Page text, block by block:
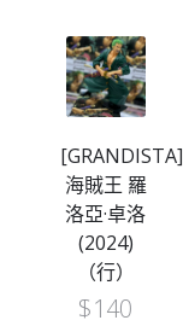
[GRANDISTA]
海賊王 羅
洛亞·卓洛
(2024)
（行）
$140